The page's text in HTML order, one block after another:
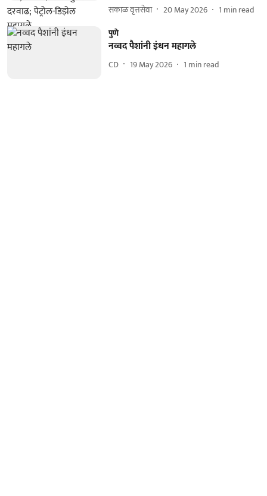
सकाळ वृत्तसेवा 20 May 2026 1 min read
पुणे
नव्वद पैशांनी इंधन महागले
CD 19 May 2026 1 min read